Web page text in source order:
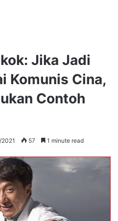
Jika Jadi
Komunis Cina,
Contoh
57 1 minute read